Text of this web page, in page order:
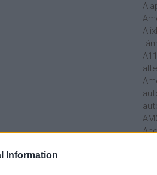
Information